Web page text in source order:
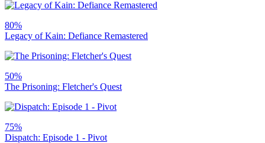
80%
Legacy of Kain: Defiance Remastered
50%
The Prisoning: Fletcher's Quest
75%
Dispatch: Episode 1 - Pivot